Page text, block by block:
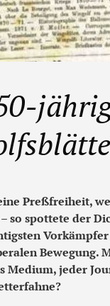
Preßfreiheit,
so spottete der
Bewegung.
Medium, jeder